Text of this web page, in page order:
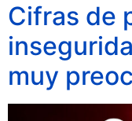
Cifras de
muy